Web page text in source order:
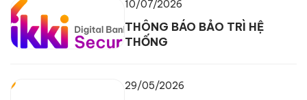
10/07/2026
THÔNG BÁO BẢO TRÌ HỆ
THỐNG
29/05/2026